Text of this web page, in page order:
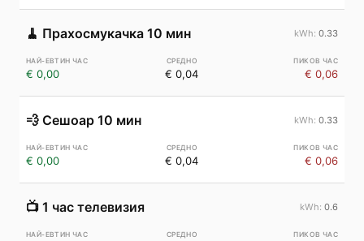
🧹 Прахосмукачка 10 мин 0.33
€ 0,00 € 0,04 € 0,06
💨 Сешоар 10 мин 0.33
€ 0,00 € 0,04 € 0,06
📺 1 час телевизия 0.6